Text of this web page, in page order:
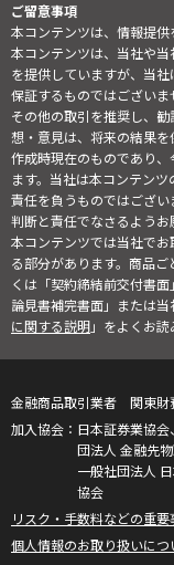
ご留意事項
本コンテンツは、情報提供
本コンテンツは、当社や
を提供していますが、当
保証するものではございま
その他の取引を推奨し、
想・意見は、将来の結果
作成時現在のものであり
ます。当社は本コンテン
責任を負うものではござ
判断と責任でなさるようお
本コンテンツでは当社で
る部分があります。商品
くは「契約締結前交付書
論見書補完書面」または
に関する説明」をよくお読
金融商品取引業者 関東財
日本証券業協
団法人 金融先物
一般社団法人
協会
リスク・手数料などの重要
個人情報のお取り扱いにつ